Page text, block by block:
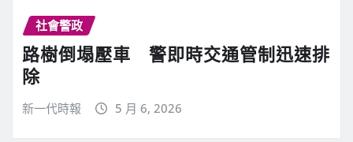
社會警政
路樹倒塌壓車 警即時交通管制迅速排
除
新一代時報 5 月 6, 2026